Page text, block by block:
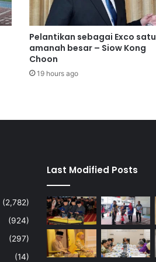
e
r
m
h
a
d
a
r
i
p
Pelantikan sebagai Exco satu
amanah besar – Siow Kong
Choon
19 hours ago
(2,782)
(924)
(297)
(14)
Last Modified Posts